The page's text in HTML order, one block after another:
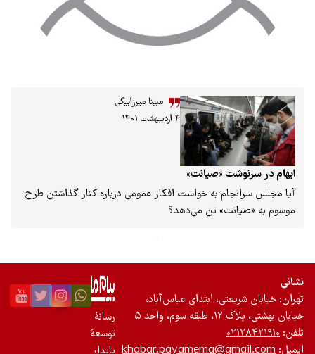
مبینا میرزابیگی
۴ اردیبهشت ۱۴۰۱
«صیانت»
به خواست افکار عمومی درباره کنار گذاشتن طرح
تن می‌دهد؟
ابتدای عباس‌آباد،
۵
رسانۀ